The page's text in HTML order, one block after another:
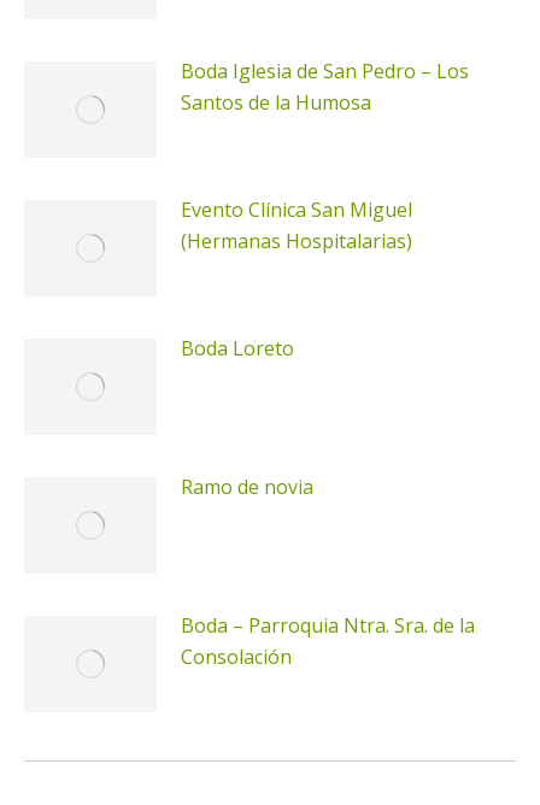
Boda Iglesia de San Pedro – Los
Santos de la Humosa
Evento Clínica San Miguel
(Hermanas Hospitalarias)
Boda Loreto
Ramo de novia
Boda – Parroquia Ntra. Sra. de la
Consolación